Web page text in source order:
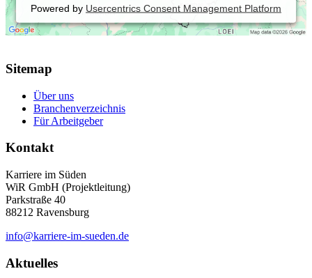
Powered by Usercentrics Consent Management Platform
Sitemap
Über uns
Branchenverzeichnis
Für Arbeitgeber
Kontakt
Karriere im Süden
WiR GmbH (Projektleitung)
Parkstraße 40
88212 Ravensburg
info@karriere-im-sueden.de
Aktuelles